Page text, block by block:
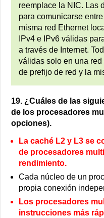
reemplace la NIC. Las
para comunicarse
misma red Ethernet
IPv4 e IPv6 válidas
a través de Internet.
válidas solo en una
de prefijo de red y la
19. ¿Cuáles de las
de los procesadores
opciones).
La caché L2 y L3 se
de procesadores
rendimiento.
Cada núcleo de un
propia conexión
Los procesadores
instrucciones más